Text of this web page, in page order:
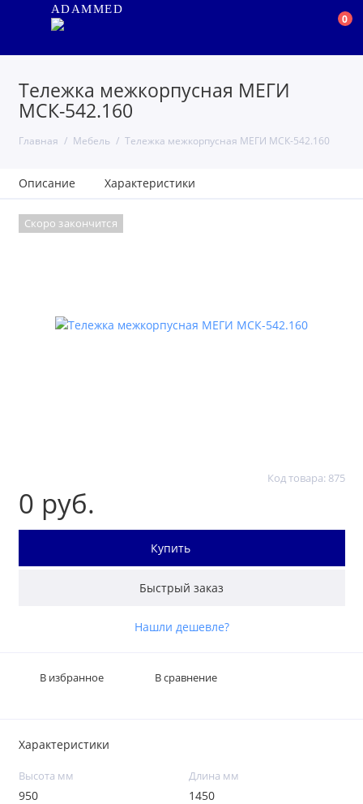
ADAMMED
0
Тележка межкорпусная МЕГИ
МСК-542.160
Главная Мебель Тележка межкорпусная МЕГИ МСК-542.160
Описание Характеристики
Скоро закончится
Код товара: 875
0 руб.
Купить
Быстрый заказ
Нашли дешевле?
В избранное В сравнение
Характеристики
Высота мм
950
Длина мм
1450